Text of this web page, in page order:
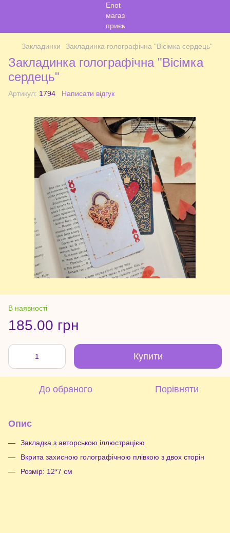
Закладинки Закладинка голографічна "Вісімка сердець"
Закладинка голографічна "Вісімка
сердець"
Артикул: 1794 Написати відгук
В наявності
185.00 грн
Купити
До обраного Порівняти
Опис
Закладка з авторською іллюстрацією
Вкрита захисною голографічною плівкою з двох сторін
Розмір: 12*7 см